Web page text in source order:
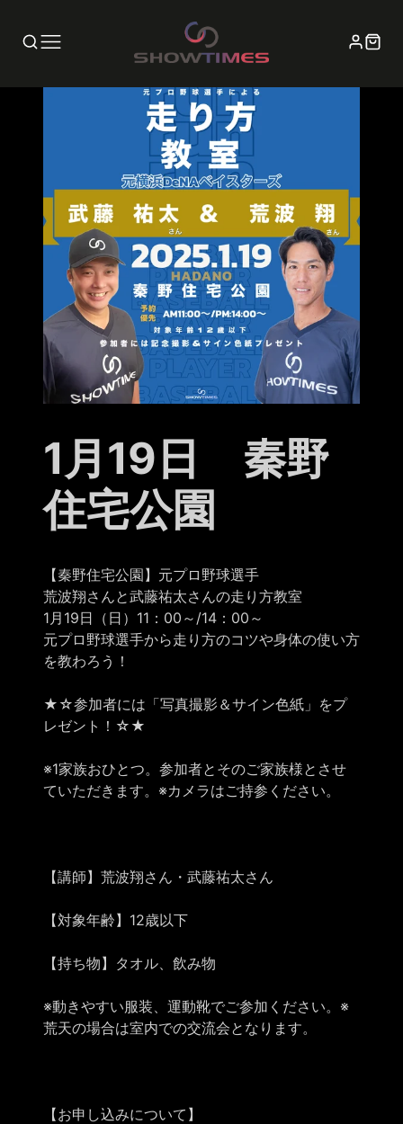
1月19日 秦野
住宅公園
【秦野住宅公園】元プロ野球選手
荒波翔さんと武藤祐太さんの走り方教室
1月19日（日）11：00～/14：00～
元プロ野球選手から走り方のコツや身体の使い方
を教わろう！
★☆参加者には「写真撮影＆サイン色紙」をプ
レゼント！☆★
※1家族おひとつ。参加者とそのご家族様とさせ
ていただきます。※カメラはご持参ください。
【講師】荒波翔さん・武藤祐太さん
【対象年齢】12歳以下
【持ち物】タオル、飲み物
※動きやすい服装、運動靴でご参加ください。※
荒天の場合は室内での交流会となります。
【お申し込みについて】